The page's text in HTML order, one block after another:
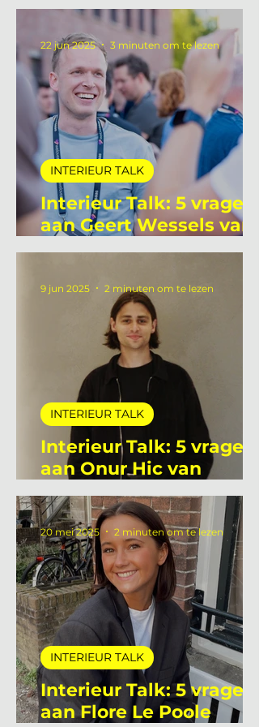
aan Ellie Hettema van
ProdInter
Interieur Talk: 5 vragen
Unlit Studio
INTERIEUR TALK
22 jun 2025 3 minuten om te lezen
Interieur Talk: 5 vragen
aan Onur Hic van
Deltalight
INTERIEUR TALK
2 minuten om te lezen
INTERIEUR TALK
20 mei 2025 2 minuten om te lezen